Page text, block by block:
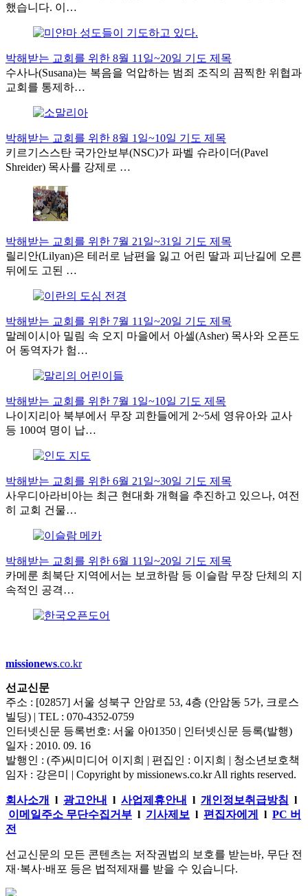
했습니다. 이…
박해받는 교회를 위한 8월 11일~20일 기도 제목
수사나(Susana)는 복음을 억압하는 범죄 조직의 끔찍한 위협과
교회를 통제하…
박해받는 교회를 위한 8월 1일~10일 기도 제목
키르기스스탄 국가안보부(NSC)가 파벨 슈라이더(Pavel
Shreider) 목사를 강제로 …
박해받는 교회를 위한 7월 21일~31일 기도 제목
릴리안(Lilyan)은 테러로 남편을 잃고 어린 딸과 피난길에 오른
뒤에도 고된 …
박해받는 교회를 위한 7월 11일~20일 기도 제목
말레이시아 밀림 속 오지 마을에서 아셀(Asher) 목사와 오픈도
어 동역자가 험…
박해받는 교회를 위한 7월 1일~10일 기도 제목
나이지리아 북부에서 무장 괴한들에게 2~5세 영유아와 교사
등 100여 명이 납…
박해받는 교회를 위한 6월 21일~30일 기도 제목
사우디아라비아는 최근 현대화 개혁을 추진하고 있으나, 여전
히 교회 건물…
박해받는 교회를 위한 6월 11일~20일 기도 제목
카메룬 최북단 지역에서는 보코하람 등 이슬람 무장 단체의 지
속적인 공격…
missionews.co.kr
선교신문
주소 : [02857] 서울 성북구 안암로 53, 4층 (안암동 5가, 크로스
빌딩) | TEL : 070-4352-0759
인터넷신문 등록번호: 서울 아01350 | 인터넷신문 등록(발행)
일자 : 2010. 09. 16
발행인 : (주)씨미디어 이지희 | 편집인 : 이지희 | 청소년보호책
임자 : 강은미 | Copyright by missionews.co.kr All rights reserved.
회사소개 l 광고안내 l 사업제휴안내 l 개인정보취급방침 l
이메일주소 무단수집거부 l 기사제보 l 편집자에게 l PC 버
전
선교신문의 모든 콘텐츠는 저작권법의 보호를 받는바, 무단 전
재·복사·배포 등은 법적제재를 받을 수 있습니다.